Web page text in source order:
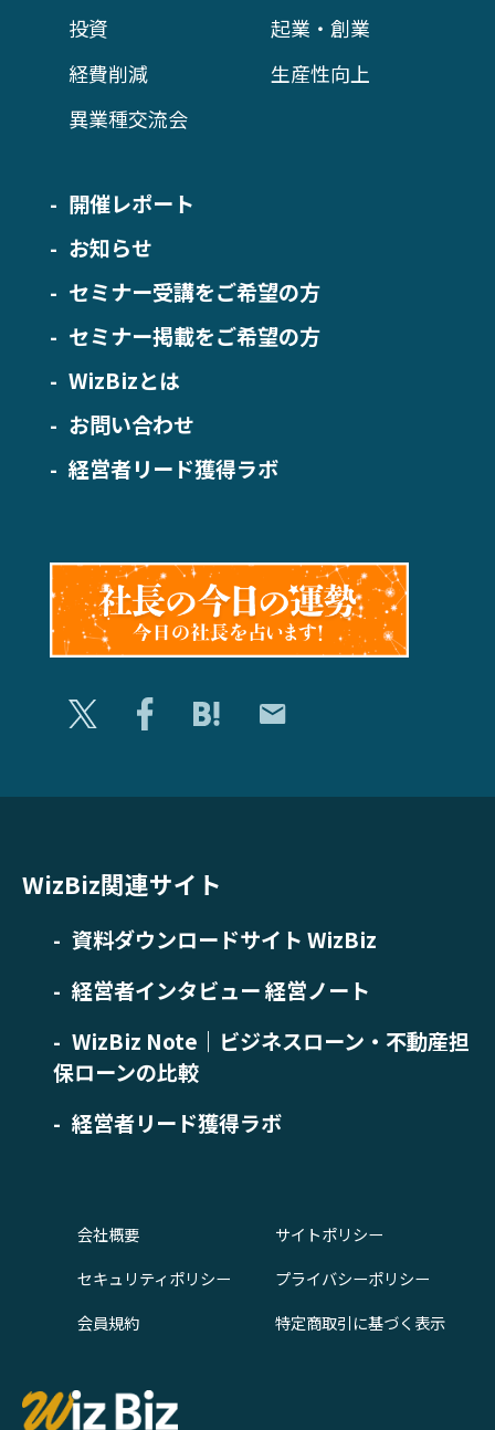
投資
起業・創業
経費削減
生産性向上
異業種交流会
開催レポート
お知らせ
セミナー受講をご希望の方
セミナー掲載をご希望の方
WizBizとは
お問い合わせ
経営者リード獲得ラボ
WizBiz関連サイト
資料ダウンロードサイト WizBiz
経営者インタビュー 経営ノート
WizBiz Note｜ビジネスローン・不動産担
保ローンの比較
経営者リード獲得ラボ
会社概要
サイトポリシー
セキュリティポリシー
プライバシーポリシー
会員規約
特定商取引に基づく表示